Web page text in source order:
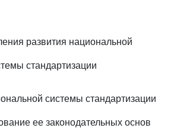
развития национальной
стандартизации
системы стандартизации
ее законодательных основ